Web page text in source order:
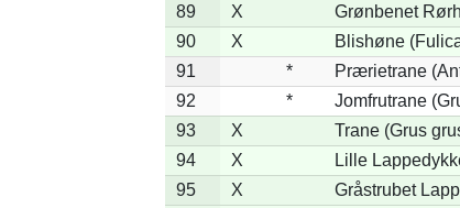
89
X
Grønbenet
90
X
Blishøne
91
*
Prærietrane
92
*
Jomfrutrane
93
X
Trane (Grus
94
X
Lille
95
X
Gråstrubet